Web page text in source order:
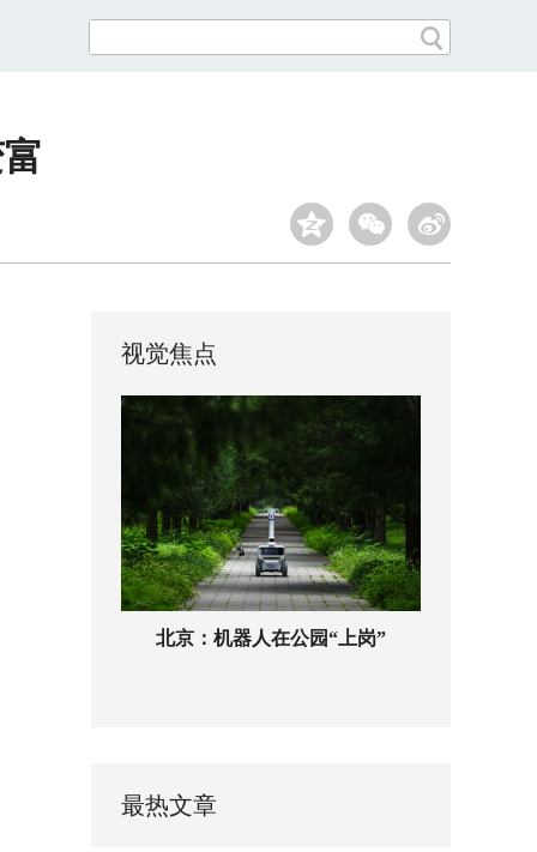
视觉焦点
北京：机器人在公园“上岗”
最热文章